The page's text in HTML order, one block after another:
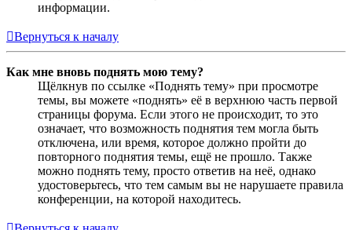
информации.
Вернуться к началу
Как мне вновь поднять мою тему?
Щёлкнув по ссылке «Поднять тему» при просмотре
темы, вы можете «поднять» её в верхнюю часть первой
страницы форума. Если этого не происходит, то это
означает, что возможность поднятия тем могла быть
отключена, или время, которое должно пройти до
повторного поднятия темы, ещё не прошло. Также
можно поднять тему, просто ответив на неё, однако
удостоверьтесь, что тем самым вы не нарушаете правила
конференции, на которой находитесь.